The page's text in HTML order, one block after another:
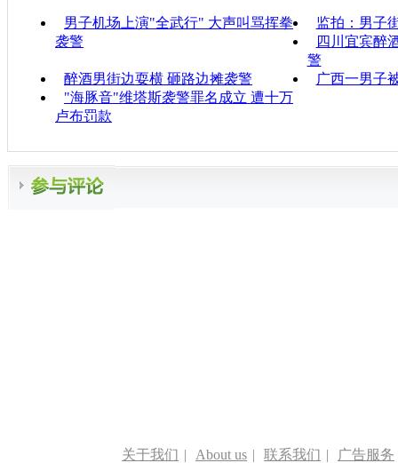
男子机场上演"全武行" 大声叫骂挥拳
袭警
监拍：男子
四川宜宾醉
警
醉酒男街边耍横 砸路边摊袭警
广西一男子
"海豚音"维塔斯袭警罪名成立 遭十万
卢布罚款
关于我们 | About us | 联系我们 | 广告服务